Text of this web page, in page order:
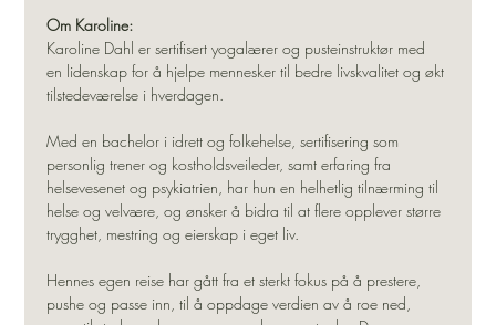
Om Karoline:
Karoline Dahl er sertifisert yogalærer og pusteinstruktør med
en lidenskap for å hjelpe mennesker til bedre livskvalitet og økt
tilstedeværelse i hverdagen.
Med en bachelor i idrett og folkehelse, sertifisering som
personlig trener og kostholdsveileder, samt erfaring fra
helsevesenet og psykiatrien, har hun en helhetlig tilnærming til
helse og velvære, og ønsker å bidra til at flere opplever større
trygghet, mestring og eierskap i eget liv.
Hennes egen reise har gått fra et sterkt fokus på å prestere,
pushe og passe inn, til å oppdage verdien av å roe ned,